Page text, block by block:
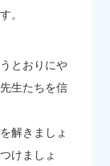
。
とおりにや
生たちを信
解きましょ
けましょ